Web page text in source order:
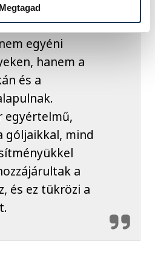
Megtagad
egyéni
hanem a
és a
egyértelmű,
góljaikkal, mind
a
és ez tükrözi a